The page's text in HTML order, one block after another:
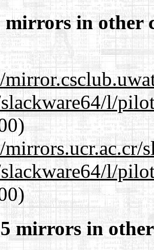
mirrors in other
l/
l/
mirrors in